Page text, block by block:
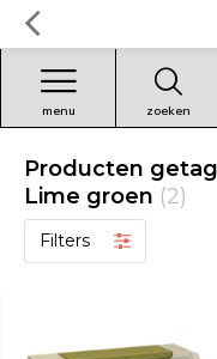
zoeken
menu
Producten
Lime groen (2)
Filters